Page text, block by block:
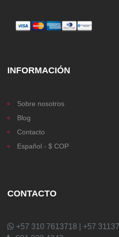
INFORMACIÓN
Sobre nosotros
Blog
Contacto
Español - $ COP
CONTACTO
+57 310 7613718 | +57